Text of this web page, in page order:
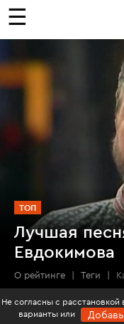
☰
ТОП
Лучшая
Евдокимова
О рейтинге | Теги |
Не согласны с расстановкой в рейтинге?
варианты или